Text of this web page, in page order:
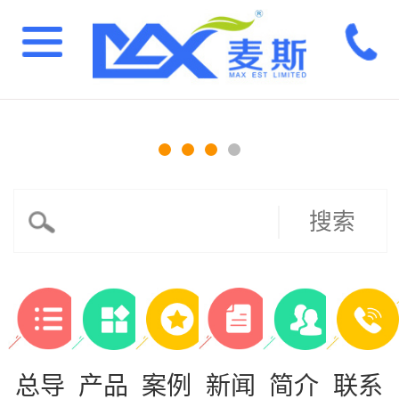
搜索
总导 产品 案例 新闻 简介 联系